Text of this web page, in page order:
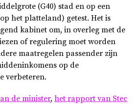
(G40) stad en op een
het platteland) getest. Het is
kabinet om, in overleg met de
of regulering moet worden
maatregelen passender zijn
op de
verbeteren.
de minister, het rapport van Stec